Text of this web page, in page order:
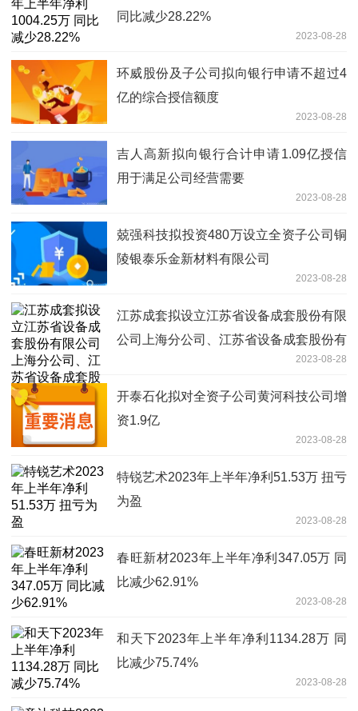
同比减少28.22%
2023-08-28
环威股份及子公司拟向银行申请不超过4
亿的综合授信额度
2023-08-28
吉人高新拟向银行合计申请1.09亿授信
用于满足公司经营需要
2023-08-28
兢强科技拟投资480万设立全资子公司铜
陵银泰乐金新材料有限公司
2023-08-28
江苏成套拟设立江苏省设备成套股份有限
公司上海分公司、江苏省设备成套股份有
2023-08-28
开泰石化拟对全资子公司黄河科技公司增
资1.9亿
2023-08-28
特锐艺术2023年上半年净利51.53万 扭亏
为盈
2023-08-28
春旺新材2023年上半年净利347.05万 同
比减少62.91%
2023-08-28
和天下2023年上半年净利1134.28万 同
比减少75.74%
2023-08-28